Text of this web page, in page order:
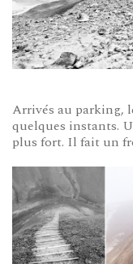
Arrivés au parking,
quelques instants.
plus fort. Il fait un